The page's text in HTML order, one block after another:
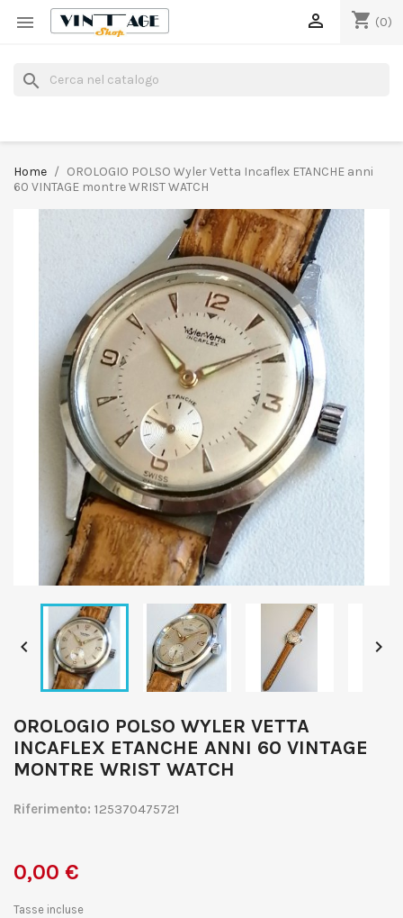
 shopping_cart (0)

search
Home
OROLOGIO POLSO Wyler Vetta Incaflex ETANCHE anni
60 VINTAGE montre WRIST WATCH
 
OROLOGIO POLSO WYLER VETTA
INCAFLEX ETANCHE ANNI 60 VINTAGE
MONTRE WRIST WATCH
Riferimento: 125370475721
0,00 €
Tasse incluse